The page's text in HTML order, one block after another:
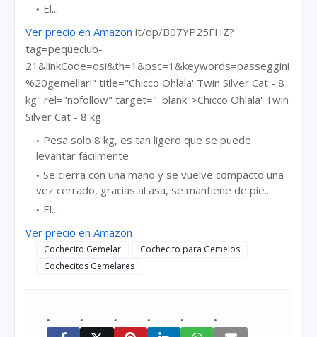
El...
Ver precio en Amazon it/dp/B07YP25FHZ?
tag=pequeclub-
21&linkCode=osi&th=1&psc=1&keywords=passeggini
%20gemellari" title="Chicco Ohlala' Twin Silver Cat - 8
kg" rel="nofollow" target="_blank">Chicco Ohlala' Twin
Silver Cat - 8 kg
Pesa solo 8 kg, es tan ligero que se puede
levantar fácilmente
Se cierra con una mano y se vuelve compacto una
vez cerrado, gracias al asa, se mantiene de pie...
El...
Ver precio en Amazon
Cochecito Gemelar
Cochecito para Gemelos
Cochecitos Gemelares